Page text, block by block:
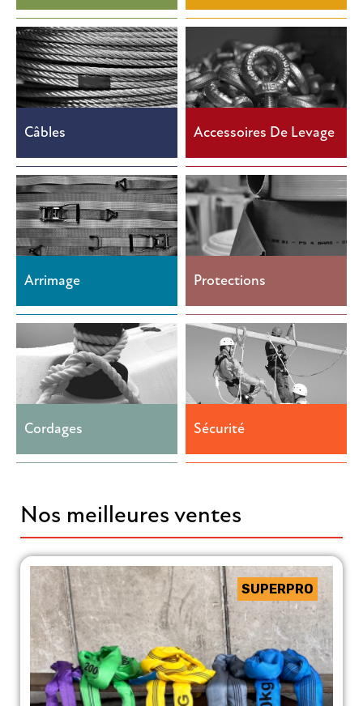
Câbles Accessoires De Levage
Arrimage Protections
Cordages Sécurité
Nos meilleures ventes